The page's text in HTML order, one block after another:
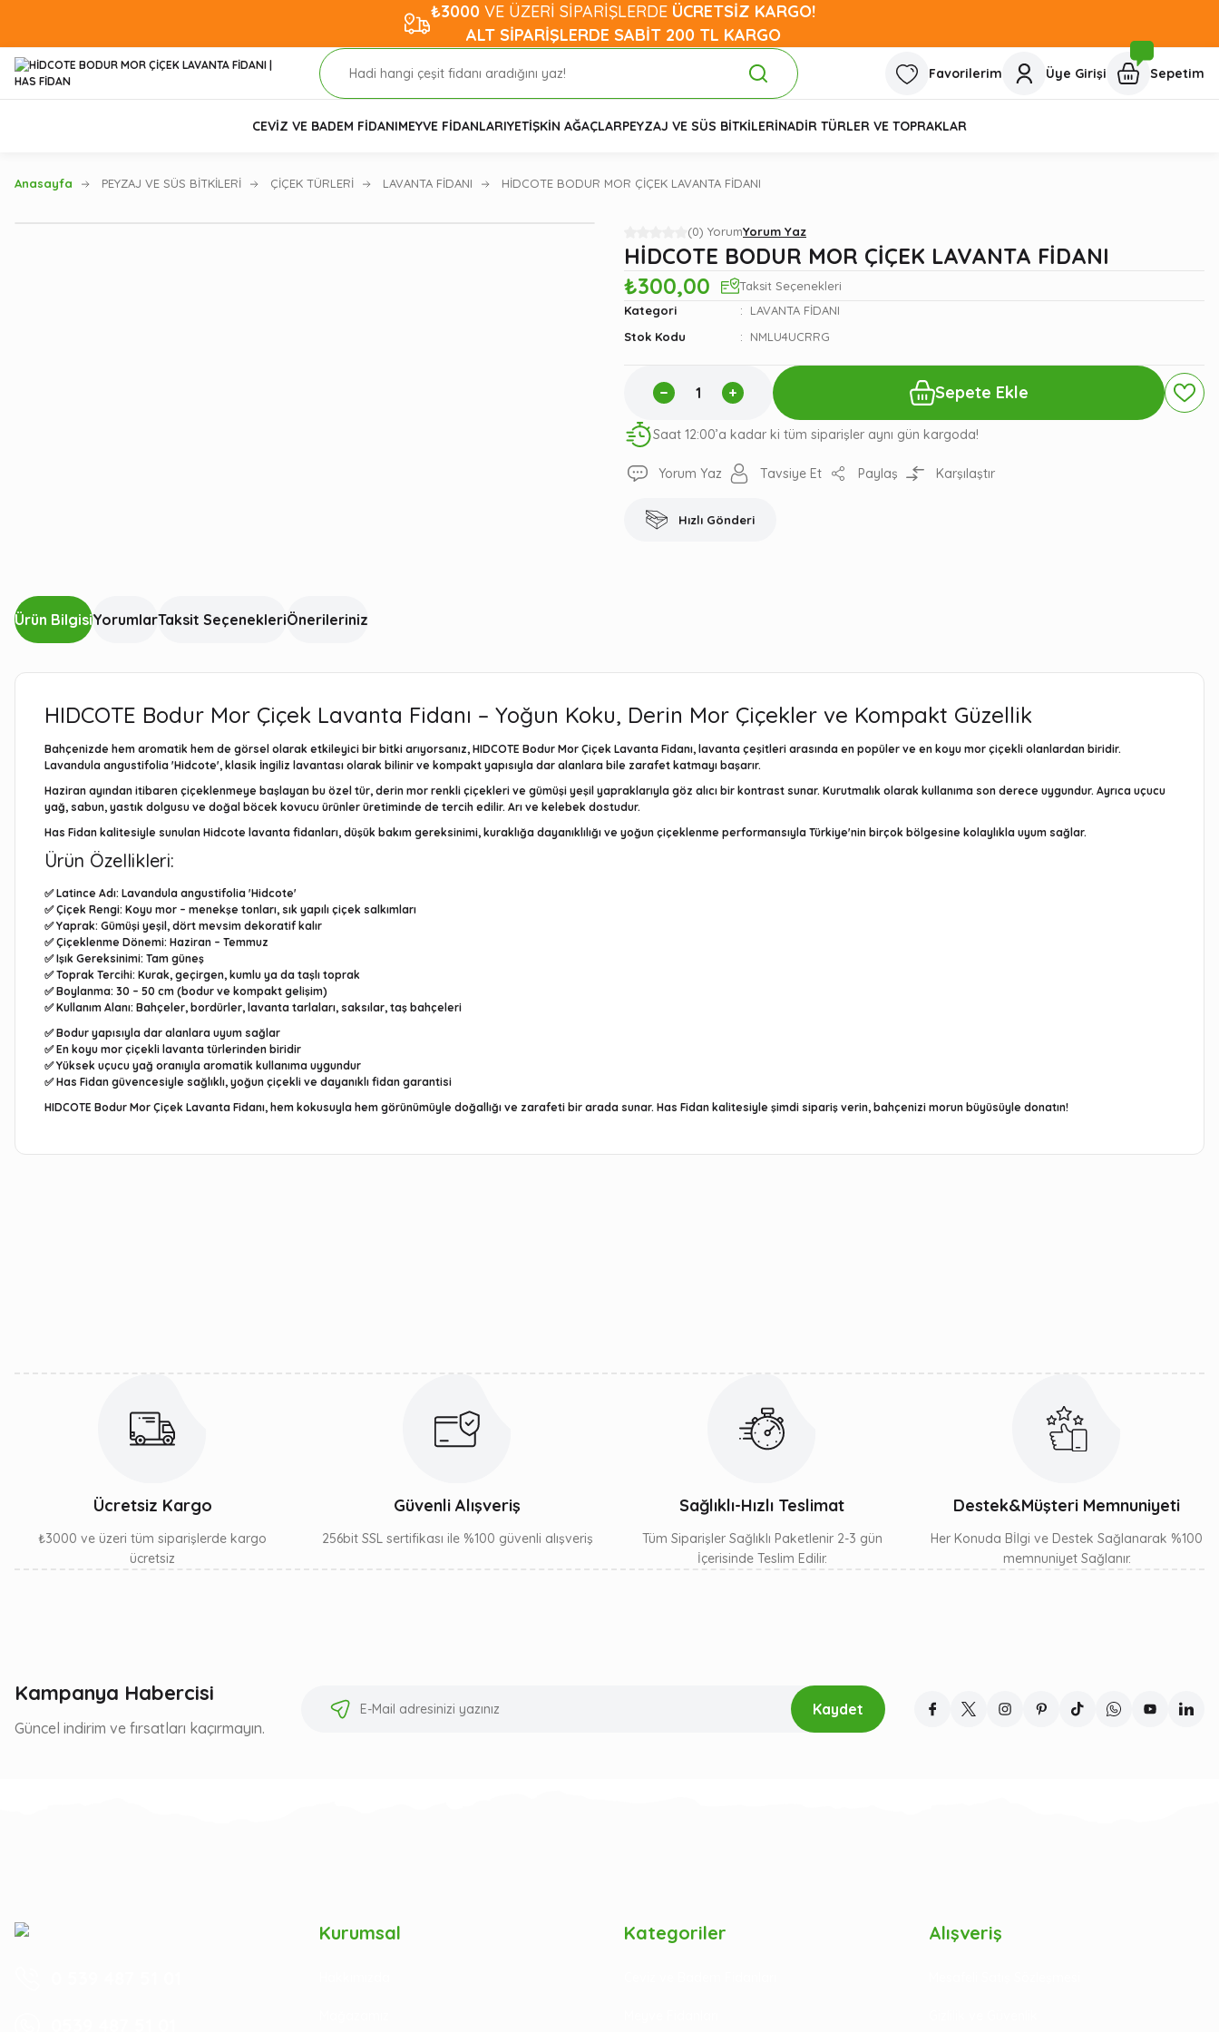
₺3000 VE ÜZERİ SİPARİŞLERDE ÜCRETSİZ KARGO!
ALT SİPARİŞLERDE SABİT 200 TL KARGO
Favorilerim Üye Girişi Sepetim
CEVİZ VE BADEM FİDANIMEYVE FİDANLARIYETİŞKİN AĞAÇLARPEYZAJ VE SÜS BİTKİLERİNADİR TÜRLER VE TOPRAKLAR
Anasayfa PEYZAJ VE SÜS BİTKİLERİ ÇİÇEK TÜRLERİ LAVANTA FİDANI HİDCOTE BODUR MOR ÇİÇEK LAVANTA FİDANI
(0) YorumYorum Yaz
HİDCOTE BODUR MOR ÇİÇEK LAVANTA FİDANI
₺300,00
Taksit Seçenekleri
Kategori
LAVANTA FİDANI
Stok Kodu
NMLU4UCRRG
Sepete Ekle
Saat 12:00’a kadar ki tüm siparişler aynı gün kargoda!
Yorum Yaz Tavsiye Et Paylaş Karşılaştır
Hızlı Gönderi
Ürün BilgisiYorumlarTaksit SeçenekleriÖnerileriniz
HIDCOTE Bodur Mor Çiçek Lavanta Fidanı – Yoğun Koku, Derin Mor Çiçekler ve Kompakt Güzellik
Bahçenizde hem aromatik hem de görsel olarak etkileyici bir bitki arıyorsanız, HIDCOTE Bodur Mor Çiçek Lavanta Fidanı, lavanta çeşitleri arasında en popüler ve en koyu mor çiçekli olanlardan biridir.
Lavandula angustifolia 'Hidcote', klasik İngiliz lavantası olarak bilinir ve kompakt yapısıyla dar alanlara bile zarafet katmayı başarır.
Haziran ayından itibaren çiçeklenmeye başlayan bu özel tür, derin mor renkli çiçekleri ve gümüşi yeşil yapraklarıyla göz alıcı bir kontrast sunar. Kurutmalık olarak kullanıma son derece uygundur. Ayrıca uçucu
yağ, sabun, yastık dolgusu ve doğal böcek kovucu ürünler üretiminde de tercih edilir. Arı ve kelebek dostudur.
Has Fidan kalitesiyle sunulan Hidcote lavanta fidanları, düşük bakım gereksinimi, kuraklığa dayanıklılığı ve yoğun çiçeklenme performansıyla Türkiye'nin birçok bölgesine kolaylıkla uyum sağlar.
Ürün Özellikleri:
✅Latince Adı: Lavandula angustifolia 'Hidcote'
✅Çiçek Rengi: Koyu mor – menekşe tonları, sık yapılı çiçek salkımları
✅Yaprak: Gümüşi yeşil, dört mevsim dekoratif kalır
✅Çiçeklenme Dönemi: Haziran – Temmuz
✅Işık Gereksinimi: Tam güneş
✅Toprak Tercihi: Kurak, geçirgen, kumlu ya da taşlı toprak
✅Boylanma: 30 – 50 cm (bodur ve kompakt gelişim)
✅Kullanım Alanı: Bahçeler, bordürler, lavanta tarlaları, saksılar, taş bahçeleri
✅ Bodur yapısıyla dar alanlara uyum sağlar
✅ En koyu mor çiçekli lavanta türlerinden biridir
✅ Yüksek uçucu yağ oranıyla aromatik kullanıma uygundur
✅ Has Fidan güvencesiyle sağlıklı, yoğun çiçekli ve dayanıklı fidan garantisi
HIDCOTE Bodur Mor Çiçek Lavanta Fidanı, hem kokusuyla hem görünümüyle doğallığı ve zarafeti bir arada sunar. Has Fidan kalitesiyle şimdi sipariş verin, bahçenizi morun büyüsüyle donatın!
Ücretsiz Kargo
₺3000 ve üzeri tüm siparişlerde kargo
ücretsiz
Güvenli Alışveriş
256bit SSL sertifikası ile %100 güvenli alışveriş
Sağlıklı-Hızlı Teslimat
Tüm Siparişler Sağlıklı Paketlenir 2-3 gün
İçerisinde Teslim Edilir.
Destek&Müşteri Memnuniyeti
Her Konuda Bİlgi ve Destek Sağlanarak %100
memnuniyet Sağlanır.
Kampanya Habercisi
Güncel indirim ve fırsatları kaçırmayın.
Kaydet
Kurumsal Kategoriler Alışveriş